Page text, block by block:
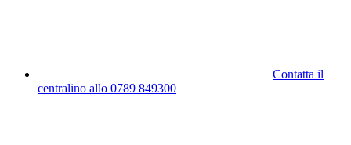
Contatta il
centralino allo 0789 849300